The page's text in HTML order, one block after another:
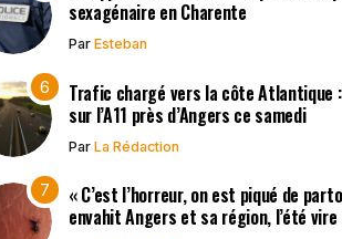
sexagénaire en Charente
Par Esteban
Trafic chargé vers la côte Atlantique :
sur l’A11 près d’Angers ce samedi
Par La Rédaction
« C’est l’horreur, on est piqué de
envahit Angers et sa région, l’été